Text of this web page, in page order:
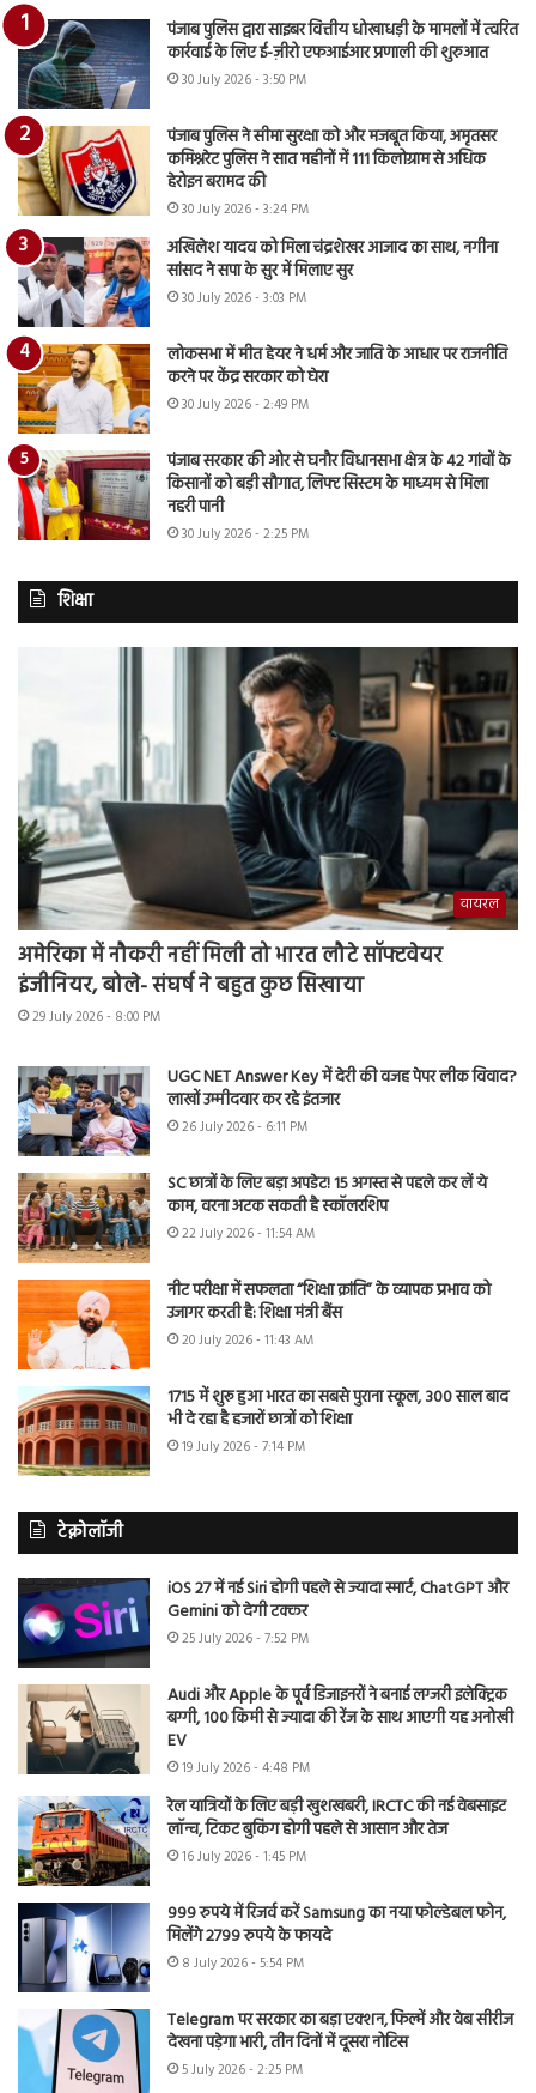
पंजाब पुलिस द्वारा साइबर वित्तीय धोखाधड़ी के मामलों में त्वरित
कार्रवाई के लिए ई-ज़ीरो एफआईआर प्रणाली की शुरुआत
30 July 2026 - 3:50 PM
पंजाब पुलिस ने सीमा सुरक्षा को और मजबूत किया, अमृतसर
कमिश्नरेट पुलिस ने सात महीनों में 111 किलोग्राम से अधिक
हेरोइन बरामद की
30 July 2026 - 3:24 PM
अखिलेश यादव को मिला चंद्रशेखर आजाद का साथ, नगीना
सांसद ने सपा के सुर में मिलाए सुर
30 July 2026 - 3:03 PM
लोकसभा में मीत हेयर ने धर्म और जाति के आधार पर राजनीति
करने पर केंद्र सरकार को घेरा
30 July 2026 - 2:49 PM
पंजाब सरकार की ओर से घनौर विधानसभा क्षेत्र के 42 गांवों के
किसानों को बड़ी सौगात, लिफ्ट सिस्टम के माध्यम से मिला
नहरी पानी
30 July 2026 - 2:25 PM
शिक्षा
वायरल
अमेरिका में नौकरी नहीं मिली तो भारत लौटे सॉफ्टवेयर
इंजीनियर, बोले- संघर्ष ने बहुत कुछ सिखाया
29 July 2026 - 8:00 PM
UGC NET Answer Key में देरी की वजह पेपर लीक विवाद?
लाखों उम्मीदवार कर रहे इंतजार
26 July 2026 - 6:11 PM
SC छात्रों के लिए बड़ा अपडेट! 15 अगस्त से पहले कर लें ये
काम, वरना अटक सकती है स्कॉलरशिप
22 July 2026 - 11:54 AM
नीट परीक्षा में सफलता “शिक्षा क्रांति” के व्यापक प्रभाव को
उजागर करती है: शिक्षा मंत्री बैंस
20 July 2026 - 11:43 AM
1715 में शुरू हुआ भारत का सबसे पुराना स्कूल, 300 साल बाद
भी दे रहा है हजारों छात्रों को शिक्षा
19 July 2026 - 7:14 PM
टेक्नोलॉजी
iOS 27 में नई Siri होगी पहले से ज्यादा स्मार्ट, ChatGPT और
Gemini को देगी टक्कर
25 July 2026 - 7:52 PM
Audi और Apple के पूर्व डिजाइनरों ने बनाई लग्जरी इलेक्ट्रिक
बग्गी, 100 किमी से ज्यादा की रेंज के साथ आएगी यह अनोखी
EV
19 July 2026 - 4:48 PM
रेल यात्रियों के लिए बड़ी खुशखबरी, IRCTC की नई वेबसाइट
लॉन्च, टिकट बुकिंग होगी पहले से आसान और तेज
16 July 2026 - 1:45 PM
999 रुपये में रिजर्व करें Samsung का नया फोल्डेबल फोन,
मिलेंगे 2799 रुपये के फायदे
8 July 2026 - 5:54 PM
Telegram पर सरकार का बड़ा एक्शन, फिल्में और वेब सीरीज
देखना पड़ेगा भारी, तीन दिनों में दूसरा नोटिस
5 July 2026 - 2:25 PM